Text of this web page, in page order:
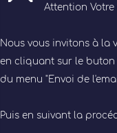
Attention
Nous vous invitons à la
en cliquant sur le buton
du menu "Envoi de
Puis en suivant la